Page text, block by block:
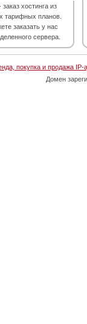
заказ хостинга из
тарифных планов.
заказать у нас
сервера.
покупка и продажа IP-
Домен